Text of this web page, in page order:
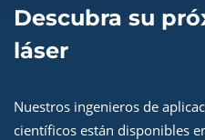
Descubra su
láser
Nuestros ingenieros de
científicos están disponibles